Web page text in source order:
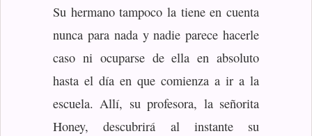
Su hermano tampoco la tiene en cuenta
nunca para nada y nadie parece hacerle
caso ni ocuparse de ella en absoluto
hasta el día en que comienza a ir a la
escuela. Allí, su profesora, la señorita
Honey, descubrirá al instante su